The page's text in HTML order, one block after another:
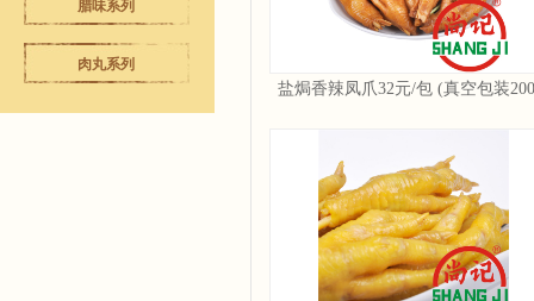
腊味系列
肉丸系列
盐焗香辣凤爪32元/包 (真空包装